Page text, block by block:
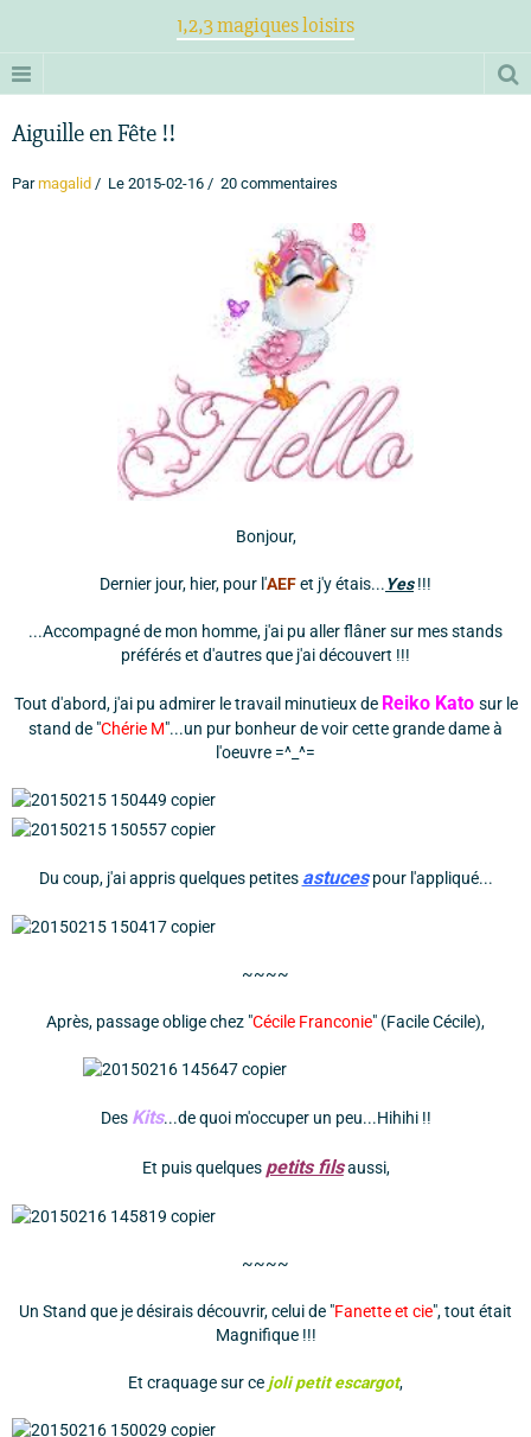
1,2,3 magiques loisirs
Aiguille en Fête !!
Parmagalid Le 2015-02-16 20 commentaires
Bonjour,
Dernier jour, hier, pour l'AEFet j'y étais...Yes !!!
...Accompagné de mon homme, j'ai pu aller flâner sur mes stands
préférés et d'autres que j'ai découvert !!!
Tout d'abord, j'ai pu admirer le travail minutieux de Reiko Kato sur le
stand de "Chérie M"...un pur bonheur de voir cette grande dame à
l'oeuvre =^_^=
Du coup, j'ai appris quelques petites astucespour l'appliqué...
~~~~
Après, passage oblige chez "Cécile Franconie" (Facile Cécile),
Des Kits...de quoi m'occuper un peu...Hihihi !!
Et puis quelques petits filsaussi,
~~~~
Un Stand que je désirais découvrir, celui de "Fanette et cie", tout était
Magnifique !!!
Et craquage sur ce joli petit escargot,